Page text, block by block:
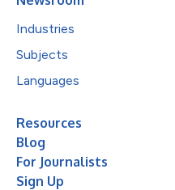
Industries
Subjects
Languages
Resources
Blog
For Journalists
Sign Up